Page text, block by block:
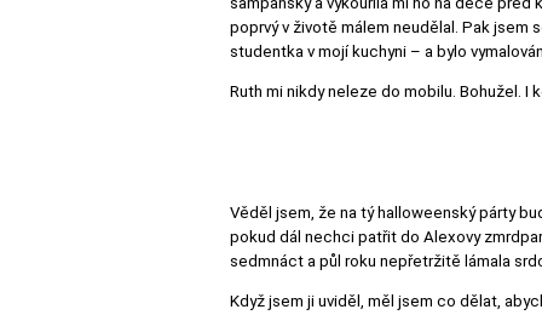
poprvý v životě málem neudělal. Pak
studentka v mojí kuchyni – a bylo
Ruth mi nikdy neleze do mobilu. Bohužel. I
Věděl jsem, že na tý halloweenský párty
pokud dál nechci patřit do Alexovy
sedmnáct a půl roku nepřetržitě lámala
Když jsem ji uviděl, měl jsem co dělat,